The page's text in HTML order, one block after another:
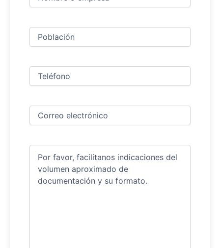
Ciudad
Teléfono
Correo
electrónico (Obligatorio)
Comentarios